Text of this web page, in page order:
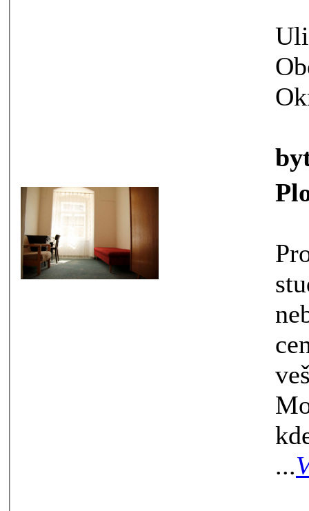
nebo 2
ceně 4800
veškeré
kde je ale nutné
...